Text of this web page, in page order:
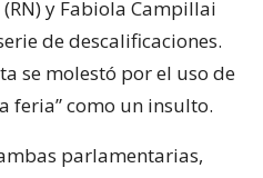
y Fabiola Campillai
de descalificaciones.
se molestó por el uso de
feria” como un insulto.
parlamentarias,